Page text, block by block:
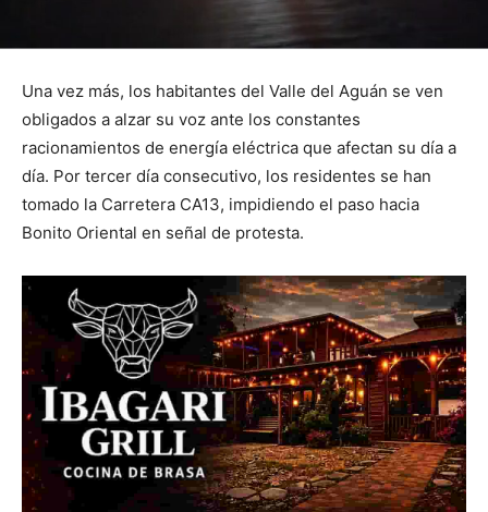
Una vez más, los habitantes del Valle del Aguán se ven
obligados a alzar su voz ante los constantes
racionamientos de energía eléctrica que afectan su día a
día. Por tercer día consecutivo, los residentes se han
tomado la Carretera CA13, impidiendo el paso hacia
Bonito Oriental en señal de protesta.